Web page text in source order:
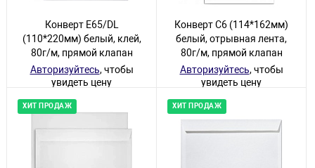
Конверт Е65/DL
(110*220мм) белый, клей,
80г/м, прямой клапан
Авторизуйтесь, чтобы
увидеть цену
В наличии
Конверт С6 (114*162мм)
белый, отрывная лента,
80г/м, прямой клапан
Авторизуйтесь, чтобы
увидеть цену
В наличии
ХИТ ПРОДАЖ ХИТ ПРОДАЖ